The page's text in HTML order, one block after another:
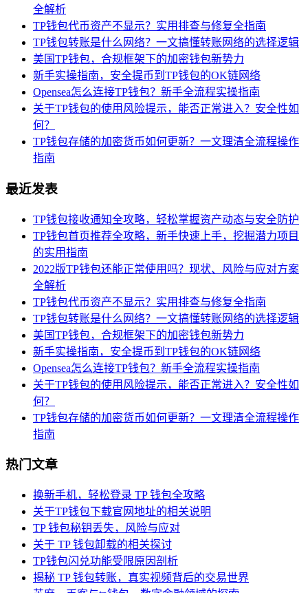
全解析
TP钱包代币资产不显示？实用排查与修复全指南
TP钱包转账是什么网络？一文搞懂转账网络的选择逻辑
美国TP钱包，合规框架下的加密钱包新势力
新手实操指南，安全提币到TP钱包的OK链网络
Opensea怎么连接TP钱包？新手全流程实操指南
关于TP钱包的使用风险提示，能否正常进入？安全性如
何？
TP钱包存储的加密货币如何更新？一文理清全流程操作
指南
最近发表
TP钱包接收通知全攻略，轻松掌握资产动态与安全防护
TP钱包首页推荐全攻略，新手快速上手，挖掘潜力项目
的实用指南
2022版TP钱包还能正常使用吗？现状、风险与应对方案
全解析
TP钱包代币资产不显示？实用排查与修复全指南
TP钱包转账是什么网络？一文搞懂转账网络的选择逻辑
美国TP钱包，合规框架下的加密钱包新势力
新手实操指南，安全提币到TP钱包的OK链网络
Opensea怎么连接TP钱包？新手全流程实操指南
关于TP钱包的使用风险提示，能否正常进入？安全性如
何？
TP钱包存储的加密货币如何更新？一文理清全流程操作
指南
热门文章
换新手机，轻松登录 TP 钱包全攻略
关于TP钱包下载官网地址的相关说明
TP 钱包秘钥丢失，风险与应对
关于 TP 钱包卸载的相关探讨
TP钱包闪兑功能受限原因剖析
揭秘 TP 钱包转账，真实视频背后的交易世界